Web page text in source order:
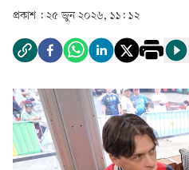
প্রকাশ : ২৫ জুন ২০২৬, ১১: ১২